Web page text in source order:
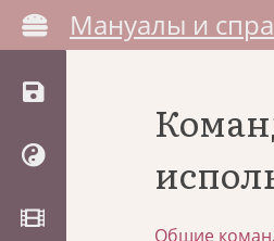
Мануалы и
Общие